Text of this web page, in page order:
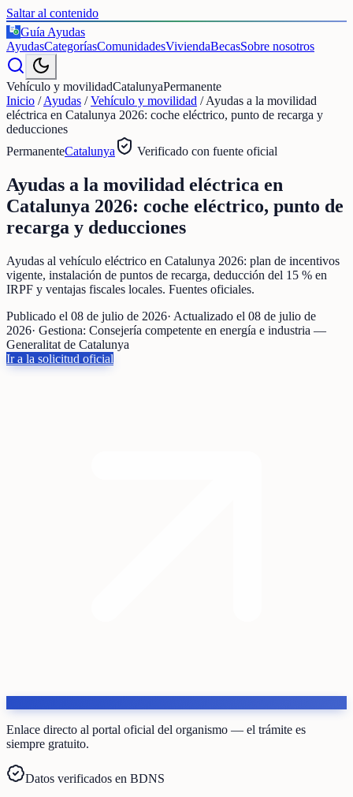
Saltar al contenido
€
Guía Ayudas
AyudasCategoríasComunidadesViviendaBecasSobre nosotros
Vehículo y movilidadCatalunyaPermanente
Inicio /Ayudas /Vehículo y movilidad /Ayudas a la movilidad
eléctrica en Catalunya 2026: coche eléctrico, punto de recarga y
deducciones
PermanenteCatalunya Verificado con fuente oficial
Ayudas a la movilidad eléctrica en
Catalunya 2026: coche eléctrico, punto de
recarga y deducciones
Ayudas al vehículo eléctrico en Catalunya 2026: plan de incentivos
vigente, instalación de puntos de recarga, deducción del 15 % en
IRPF y ventajas fiscales locales. Fuentes oficiales.
Publicado el 08 de julio de 2026· Actualizado el 08 de julio de
2026· Gestiona: Consejería competente en energía e industria —
Generalitat de Catalunya
Ir a la solicitud oficial
Enlace directo al portal oficial del organismo — el trámite es
siempre gratuito.
Datos verificados en BDNS